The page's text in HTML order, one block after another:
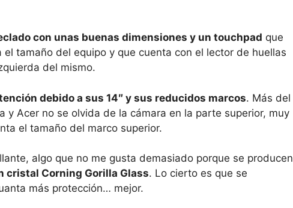
con unas buenas dimensiones y un touchpad que
tamaño del equipo y que cuenta con el lector de huellas
del mismo.
debido a sus 14″ y sus reducidos marcos. Más del
y Acer no se olvida de la cámara en la parte superior, muy
el tamaño del marco superior.
algo que no me gusta demasiado porque se producen
cristal Corning Gorilla Glass. Lo cierto es que se
más protección… mejor.